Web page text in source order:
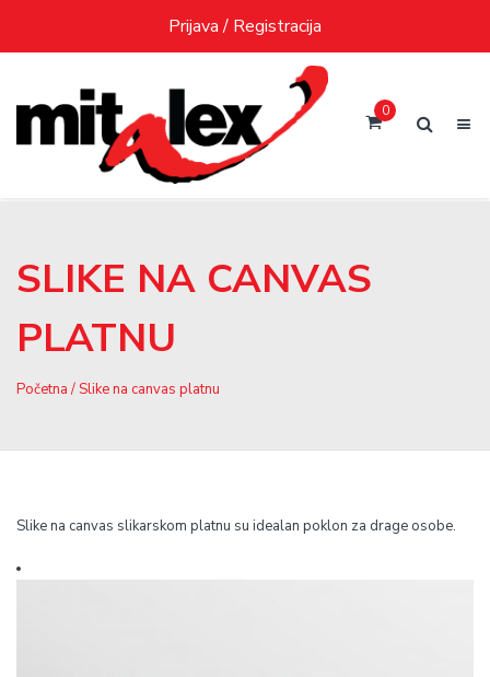
content
Prijava / Registracija
0
SLIKE NA CANVAS
PLATNU
Početna / Slike na canvas platnu
Slike na canvas slikarskom platnu su idealan poklon za drage osobe.